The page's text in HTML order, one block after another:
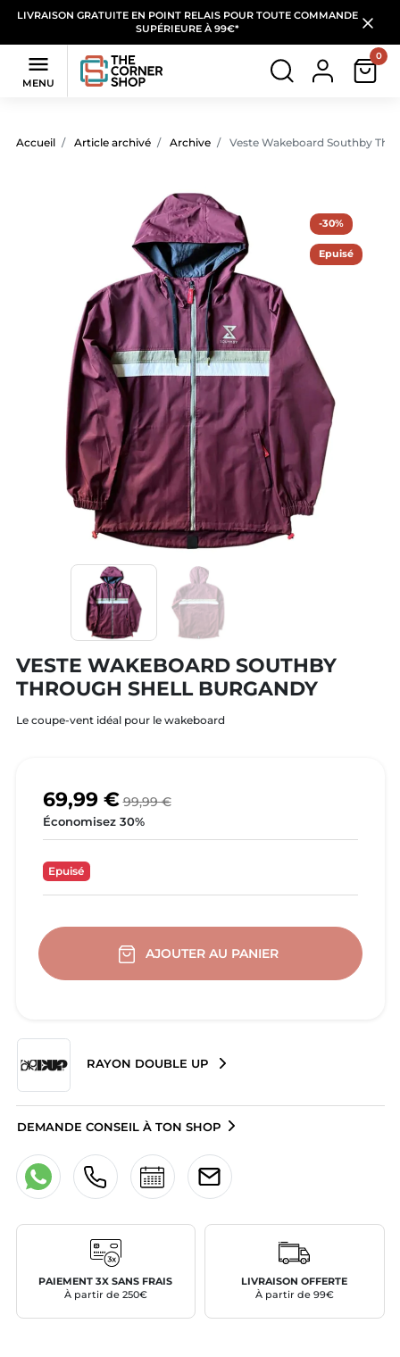
LIVRAISON GRATUITE EN POINT RELAIS POUR TOUTE COMMANDE
SUPÉRIEURE À 99€*

MENU
0
Accueil Article archivé Archive Veste Wakeboard Southby
-30%
Epuisé
VESTE WAKEBOARD SOUTHBY
THROUGH SHELL BURGANDY
Le coupe-vent idéal pour le wakeboard
69,99 € 99,99 €
Économisez 30%
Epuisé
AJOUTER AU PANIER
RAYON DOUBLE UP
DEMANDE CONSEIL À TON SHOP
PAIEMENT 3X SANS FRAIS
À partir de 250€
LIVRAISON OFFERTE
À partir de 99€